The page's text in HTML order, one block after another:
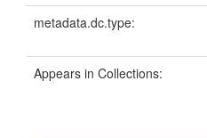
metadata.dc.type:
Appears in Collections: